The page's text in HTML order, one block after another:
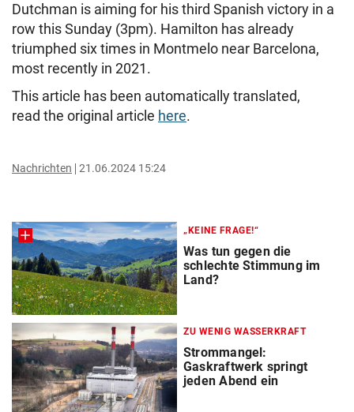
Dutchman is aiming for his third Spanish victory in a
row this Sunday (3pm). Hamilton has already
triumphed six times in Montmelo near Barcelona,
most recently in 2021.
This article has been automatically translated,
read the original article here.
Nachrichten 21.06.2024 15:24
„KEINE FRAGE!“
Was tun gegen die
schlechte Stimmung im
Land?
ZU WENIG WASSERKRAFT
Strommangel:
Gaskraftwerk springt
jeden Abend ein